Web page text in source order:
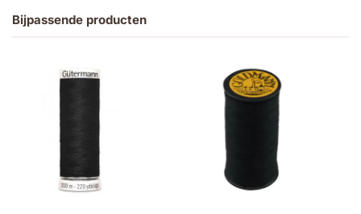
Bijpassende producten